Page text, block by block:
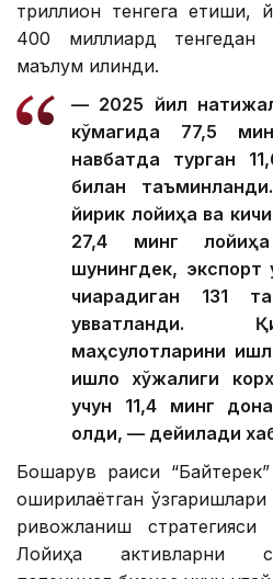
триллион тенгега етиши,
400 миллиард тенгедан
маълум қилинди.
— 2025 йил
кўмагида 77,5
навбатда турган
билан
йирик лойиҳа ва
27,4 минг лойиҳа
шунингдек, экспорт
чиқарадиган 131
қувватланди.
маҳсулотларини
қишлоқ хўжалиги
учун 11,4 минг
олди, — дейилади
Бошқарув раиси
оширилаётган ўзгаришлари
ривожланиш стратегияси
Лойиҳа активларни